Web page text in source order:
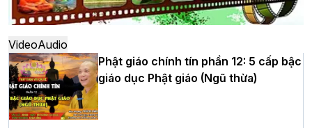
khóa sinh hoạt Phật pháp mùa hè lần
thứ XIV tại chùa Bằng
Học yêu thương trong ngày tu tập thứ
tư của Khóa sinh hoạt Phật pháp mùa
hè tại chùa Bằng
VideoAudio
Phật giáo chính tín phần 12: 5 cấp bậc
giáo dục Phật giáo (Ngũ thừa)